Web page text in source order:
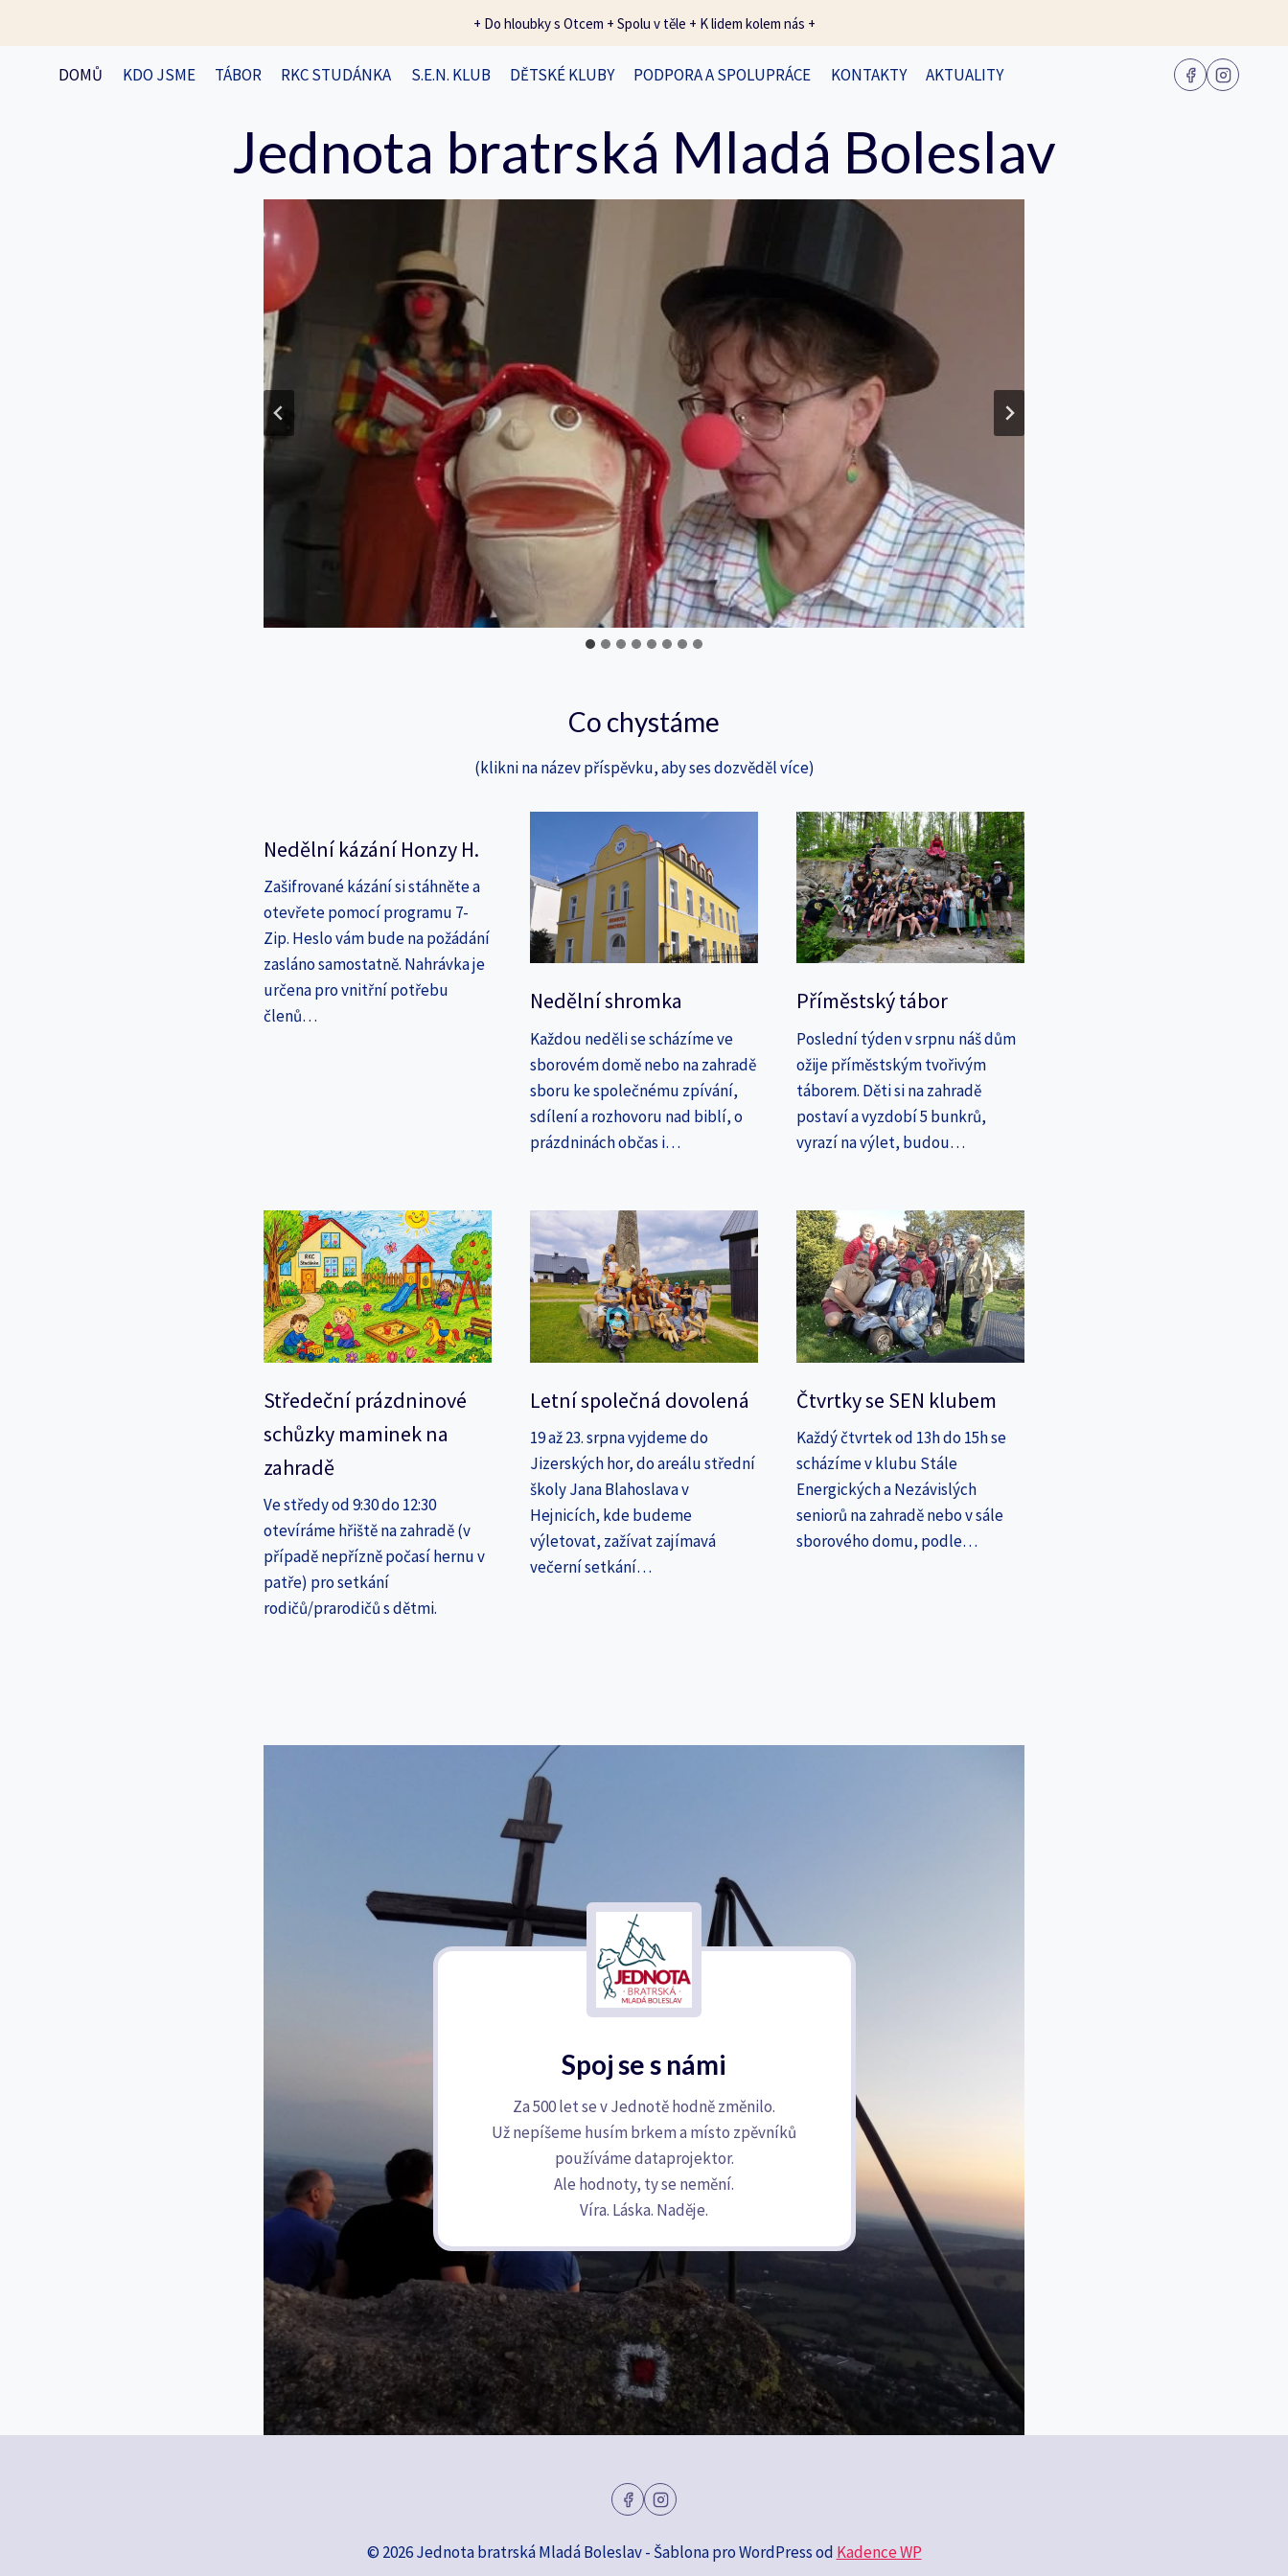
+ Do hloubky s Otcem + Spolu v těle + K lidem kolem nás +
DOMŮ KDO JSME TÁBOR RKC STUDÁNKA S.E.N. KLUB DĚTSKÉ KLUBY PODPORA A SPOLUPRÁCE KONTAKTY AKTUALITY
Jednota bratrská Mladá Boleslav
Co chystáme
(klikni na název příspěvku, aby ses dozvěděl více)
Nedělní kázání Honzy H.
Zašifrované kázání si stáhněte a
otevřete pomocí programu 7-
Zip. Heslo vám bude na požádání
zasláno samostatně. Nahrávka je
určena pro vnitřní potřebu
členů…
Nedělní shromka
Každou neděli se scházíme ve
sborovém domě nebo na zahradě
sboru ke společnému zpívání,
sdílení a rozhovoru nad biblí, o
prázdninách občas i…
Příměstský tábor
Poslední týden v srpnu náš dům
ožije příměstským tvořivým
táborem. Děti si na zahradě
postaví a vyzdobí 5 bunkrů,
vyrazí na výlet, budou…
Středeční prázdninové
schůzky maminek na
zahradě
Ve středy od 9:30 do 12:30
otevíráme hřiště na zahradě (v
případě nepřízně počasí hernu v
patře) pro setkání
rodičů/prarodičů s dětmi.
Letní společná dovolená
19 až 23. srpna vyjdeme do
Jizerských hor, do areálu střední
školy Jana Blahoslava v
Hejnicích, kde budeme
výletovat, zažívat zajímavá
večerní setkání…
Čtvrtky se SEN klubem
Každý čtvrtek od 13h do 15h se
scházíme v klubu Stále
Energických a Nezávislých
seniorů na zahradě nebo v sále
sborového domu, podle…
Spoj se s námi
Za 500 let se v Jednotě hodně změnilo.
Už nepíšeme husím brkem a místo zpěvníků
používáme dataprojektor.
Ale hodnoty, ty se nemění.
Víra. Láska. Naděje.
© 2026 Jednota bratrská Mladá Boleslav - Šablona pro WordPress od Kadence WP